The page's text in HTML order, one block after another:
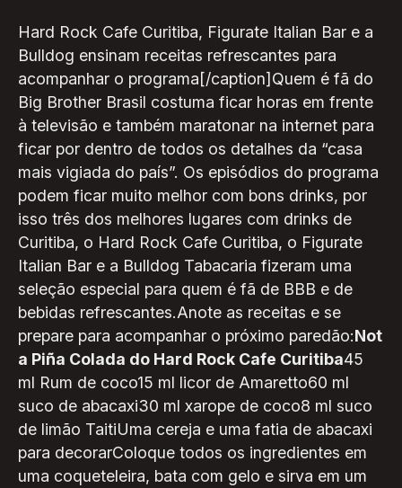
Hard Rock Cafe Curitiba, Figurate Italian Bar e a
Bulldog ensinam receitas refrescantes para
acompanhar o programa[/caption]Quem é fã do
Big Brother Brasil costuma ficar horas em frente
à televisão e também maratonar na internet para
ficar por dentro de todos os detalhes da “casa
mais vigiada do país”. Os episódios do programa
podem ficar muito melhor com bons drinks, por
isso três dos melhores lugares com drinks de
Curitiba, o Hard Rock Cafe Curitiba, o Figurate
Italian Bar e a Bulldog Tabacaria fizeram uma
seleção especial para quem é fã de BBB e de
bebidas refrescantes.Anote as receitas e se
prepare para acompanhar o próximo paredão:Not
a Piña Colada do Hard Rock Cafe Curitiba45
ml Rum de coco15 ml licor de Amaretto60 ml
suco de abacaxi30 ml xarope de coco8 ml suco
de limão TaitiUma cereja e uma fatia de abacaxi
para decorarColoque todos os ingredientes em
uma coqueteleira, bata com gelo e sirva em um